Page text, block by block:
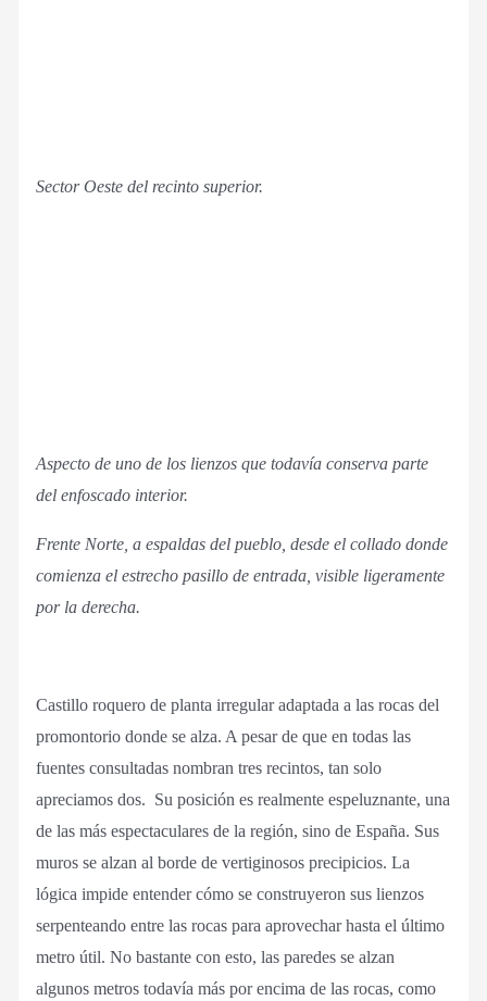
Sector Oeste del recinto superior.
Aspecto de uno de los lienzos que todavía conserva parte
del enfoscado interior.
Frente Norte, a espaldas del pueblo, desde el collado donde
comienza el estrecho pasillo de entrada, visible ligeramente
por la derecha.
Castillo roquero de planta irregular adaptada a las rocas del
promontorio donde se alza. A pesar de que en todas las
fuentes consultadas nombran tres recintos, tan solo
apreciamos dos. Su posición es realmente espeluznante, una
de las más espectaculares de la región, sino de España. Sus
muros se alzan al borde de vertiginosos precipicios. La
lógica impide entender cómo se construyeron sus lienzos
serpenteando entre las rocas para aprovechar hasta el último
metro útil. No bastante con esto, las paredes se alzan
algunos metros todavía más por encima de las rocas, como